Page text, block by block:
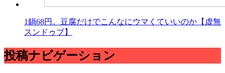
1鍋68円。豆腐だけでこんなにウマくていいのか【虚無
スンドゥブ】
投稿ナビゲーション